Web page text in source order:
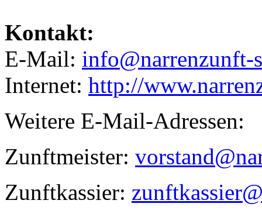
Kontakt:
E-Mail: info@narrenzunft-
Internet: http://
Weitere E-Mail-Adressen:
Zunftmeister:
Zunftkassier: